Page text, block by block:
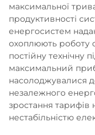
максимальної
продуктивності
енергосистем
охоплюють роботу
постійну технічну
максимальний
насолоджувалися
незалежного
зростання тарифів
нестабільністю